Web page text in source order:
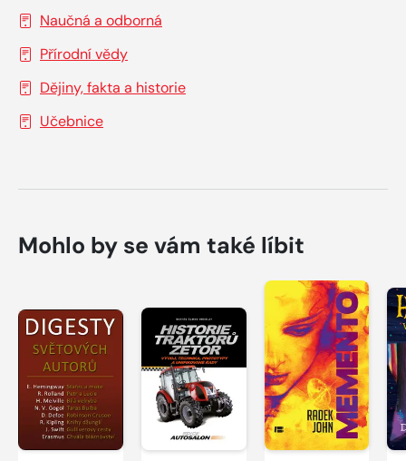
Naučná a odborná
Přírodní vědy
Dějiny, fakta a historie
Učebnice
Mohlo by se vám také líbit